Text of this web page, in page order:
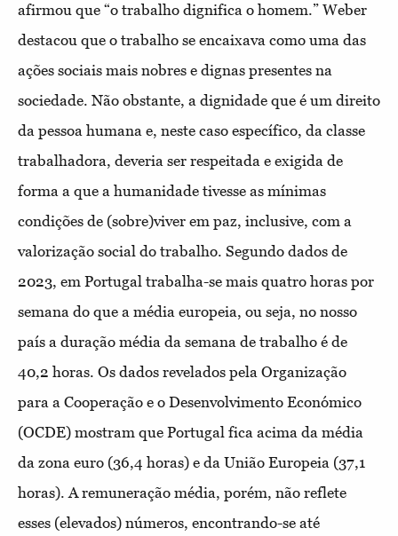
afirmou que “o trabalho dignifica o homem.” Weber
destacou que o trabalho se encaixava como uma das
ações sociais mais nobres e dignas presentes na
sociedade. Não obstante, a dignidade que é um direito
da pessoa humana e, neste caso específico, da classe
trabalhadora, deveria ser respeitada e exigida de
forma a que a humanidade tivesse as mínimas
condições de (sobre)viver em paz, inclusive, com a
valorização social do trabalho. Segundo dados de
2023, em Portugal trabalha-se mais quatro horas por
semana do que a média europeia, ou seja, no nosso
país a duração média da semana de trabalho é de
40,2 horas. Os dados revelados pela Organização
para a Cooperação e o Desenvolvimento Económico
(OCDE) mostram que Portugal fica acima da média
da zona euro (36,4 horas) e da União Europeia (37,1
horas). A remuneração média, porém, não reflete
esses (elevados) números, encontrando-se até